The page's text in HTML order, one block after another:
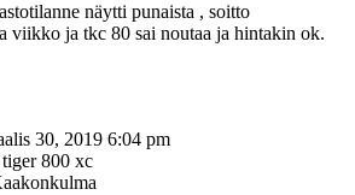
näytti punaista , soitto
viikko ja tkc 80 sai noutaa ja hintakin ok.
30, 2019 6:04 pm
800 xc